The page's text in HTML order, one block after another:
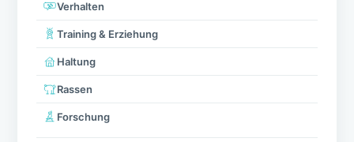
Verhalten
Training & Erziehung
Haltung
Rassen
Forschung